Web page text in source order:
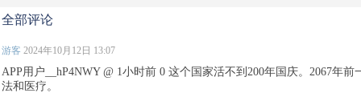
全部评论
游客 2024年10月12日 13:07
APP用户__hP4NWY @ 1小时前 0 这个国家活不到200年国庆。2067年
法和医疗。